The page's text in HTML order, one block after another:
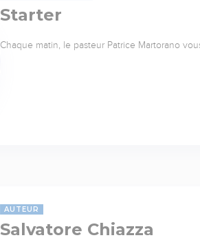
Starter
Chaque matin, le pasteur Patrice Martorano
AUTEUR
Salvatore Chiazza